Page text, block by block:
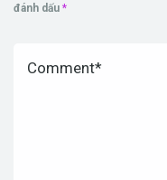
đánh dấu *